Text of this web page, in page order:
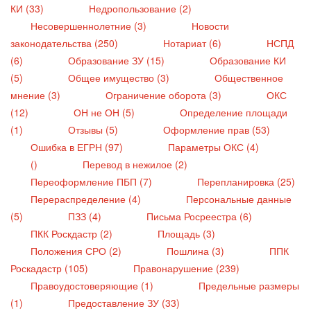
КИ (33)
Недропользование (2)
Несовершеннолетние (3)
Новости
законодательства (250)
Нотариат (6)
НСПД
(6)
Образование ЗУ (15)
Образование КИ
(5)
Общее имущество (3)
Общественное
мнение (3)
Ограничение оборота (3)
ОКС
(12)
ОН не ОН (5)
Определение площади
(1)
Отзывы (5)
Оформление прав (53)
Ошибка в ЕГРН (97)
Параметры ОКС (4)
()
Перевод в нежилое (2)
Переоформление ПБП (7)
Перепланировка (25)
Перераспределение (4)
Персональные данные
(5)
ПЗЗ (4)
Письма Росреестра (6)
ПКК Роскдастр (2)
Площадь (3)
Положения СРО (2)
Пошлина (3)
ППК
Роскадастр (105)
Правонарушение (239)
Правоудостоверяющие (1)
Предельные размеры
(1)
Предоставление ЗУ (33)